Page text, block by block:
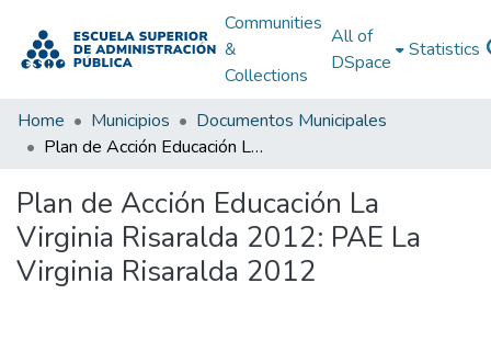
Communities
&
Collections
All of
DSpace
Statistics
Home Municipios
Documentos Municipales
Plan de Acción Educación La Virginia Risaralda 2012: PAE La Virginia Risaralda 2012
Plan de Acción Educación La
Virginia Risaralda 2012: PAE La
Virginia Risaralda 2012